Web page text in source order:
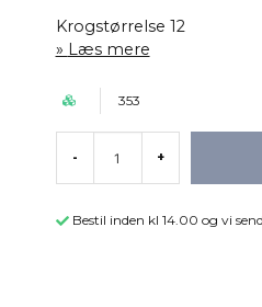
Krogstørrelse 12
Læs mere
353
- +
Bestil inden kl 14.00 og vi